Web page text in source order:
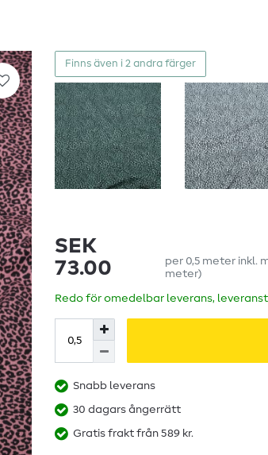
Finns även i 2 andra färger
SEK
73.00
per 0,5 meter inkl.
meter)
Redo för omedelbar leverans,
Snabb leverans
30 dagars ångerrätt
Gratis frakt från 589 kr.